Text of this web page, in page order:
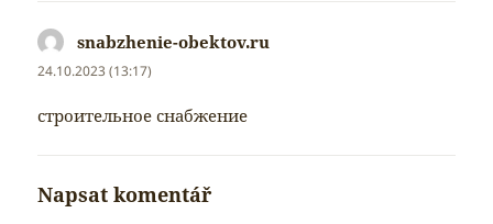
snabzhenie-obektov.ru
24.10.2023 (13:17)
строительное снабжение
Napsat komentář